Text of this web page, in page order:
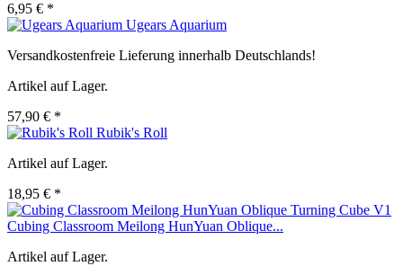
6,95 € *
Ugears Aquarium
Versandkostenfreie Lieferung innerhalb Deutschlands!
Artikel auf Lager.
57,90 € *
Rubik's Roll
Artikel auf Lager.
18,95 € *
Cubing Classroom Meilong HunYuan Oblique...
Artikel auf Lager.